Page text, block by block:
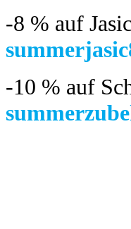
-8 % auf
-10 % auf